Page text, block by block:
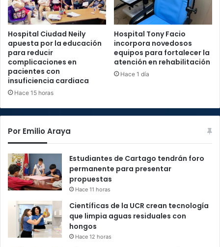
Hospital Ciudad Neily
apuesta por la educación
para reducir
complicaciones en
pacientes con
insuficiencia cardiaca
Hace 15 horas
Hospital Tony Facio
incorpora novedosos
equipos para fortalecer la
atención en rehabilitación
Hace 1 día
Por Emilio Araya
Estudiantes de Cartago tendrán foro
permanente para presentar
propuestas
Hace 11 horas
Científicas de la UCR crean tecnología
que limpia aguas residuales con
hongos
Hace 12 horas